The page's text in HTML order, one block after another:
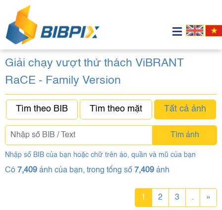
Giải chạy vượt thử thách ViBRANT
RaCE - Family Version
Tìm theo BIB Tìm theo mặt Tất cả ảnh
Tìm ảnh
Nhập số BIB của bạn hoặc chữ trên áo, quần và mũ của bạn
Có 7,409 ảnh của bạn, trong tổng số 7,409 ảnh
1 2 3 . »